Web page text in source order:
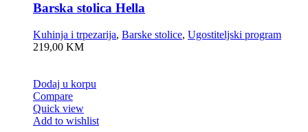
Barska stolica Hella
Kuhinja i trpezarija, Barske stolice, Ugostiteljski program
219,00 KM
Dodaj u korpu
Compare
Quick view
Add to wishlist